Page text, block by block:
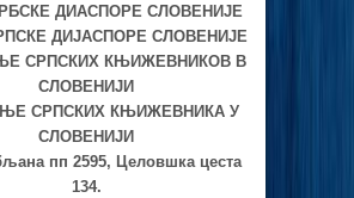
ДИАСПОРЕ СЛОВЕНИЈЕ
ДИЈАСПОРЕ СЛОВЕНИЈЕ
СРПСКИХ КЊИЖЕВНИКОВ В
СЛОВЕНИЈИ
СРПСКИХ КЊИЖЕВНИКА У
СЛОВЕНИЈИ
пп 2595, Целовшка цеста
134.